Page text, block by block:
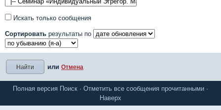
Искать только сообщения
Сортировать результаты по
или Отмена
Полная версия Поиск · Отметить все сообщения прочитанными ·
Наверх